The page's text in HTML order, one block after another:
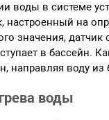
воды в системе
настроенный на
значения,
в бассейн.
направляя воду из
воды